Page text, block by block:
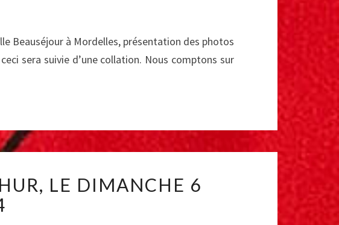
Beauséjour à Mordelles, présentation des photos
sera suivie d’une collation. Nous comptons sur
LE DIMANCHE 6